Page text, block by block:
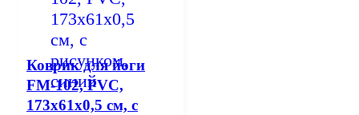
Коврик для йоги
FM-102, PVC,
173x61x0,5 см, с